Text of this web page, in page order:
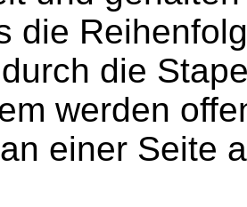
die
die
werden
einer Seite